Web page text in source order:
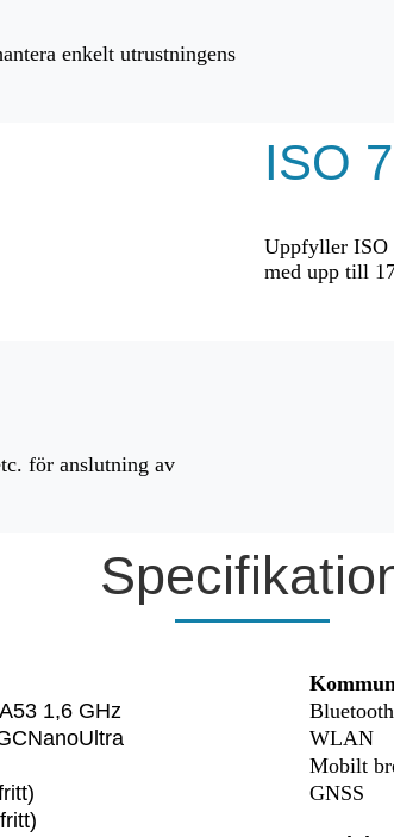
enkelt utrustningens
ISO
Uppfyller ISO
med upp till
för anslutning av
1,6 GHz
Bluetooth
WLAN
Mobilt
GNSS